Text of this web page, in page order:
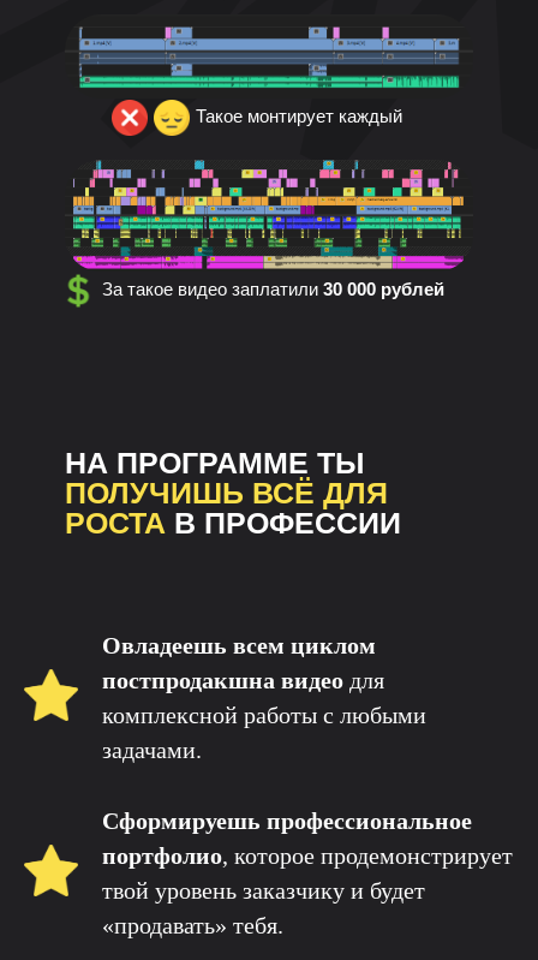
Такое монтирует каждый
За такое видео заплатили 30 000 рублей
НА ПРОГРАММЕ ТЫ
ПОЛУЧИШЬ ВСЁ ДЛЯ
РОСТА В ПРОФЕССИИ
Овладеешь всем циклом
постпродакшна видео для
комплексной работы с любыми
задачами.
Сформируешь профессиональное
портфолио, которое продемонстрирует
твой уровень заказчику и будет
«продавать» тебя.